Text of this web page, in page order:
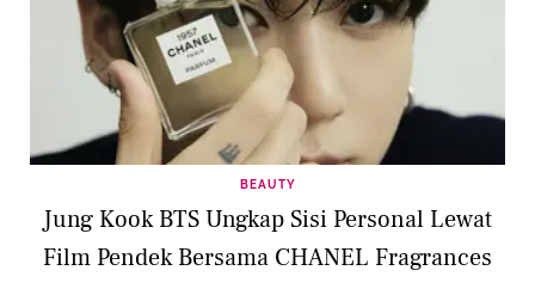
BEAUTY
Jung Kook BTS Ungkap Sisi Personal Lewat
Film Pendek Bersama CHANEL Fragrances